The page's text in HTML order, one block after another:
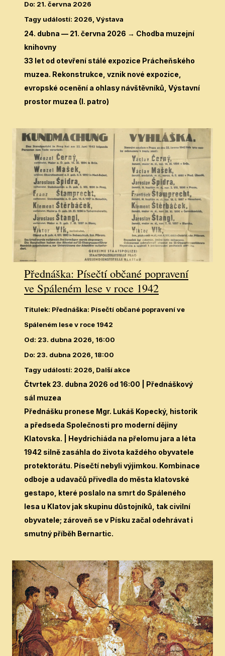
Do: 21. června 2026
Tagy událostí: 2026, Výstava
24. dubna — 21. června 2026 → Chodba muzejní
knihovny
33 let od otevření stálé expozice Prácheňského
muzea. Rekonstrukce, vznik nové expozice,
evropské ocenění a ohlasy návštěvníků, Výstavní
prostor muzea (I. patro)
Přednáška: Písečtí občané popravení
ve Spáleném lese v roce 1942
Titulek: Přednáška: Písečtí občané popravení ve
Spáleném lese v roce 1942
Od: 23. dubna 2026, 16:00
Do: 23. dubna 2026, 18:00
Tagy událostí: 2026, Další akce
Čtvrtek 23. dubna 2026 od 16:00 | Přednáškový
sál muzea
Přednášku pronese Mgr. Lukáš Kopecký, historik
a předseda Společnosti pro moderní dějiny
Klatovska. | Heydrichiáda na přelomu jara a léta
1942 silně zasáhla do života každého obyvatele
protektorátu. Písečtí nebyli výjimkou. Kombinace
odboje a udavačů přivedla do města klatovské
gestapo, které poslalo na smrt do Spáleného
lesa u Klatov jak skupinu důstojníků, tak civilní
obyvatele; zároveň se v Písku začal odehrávat i
smutný příběh Bernartic.